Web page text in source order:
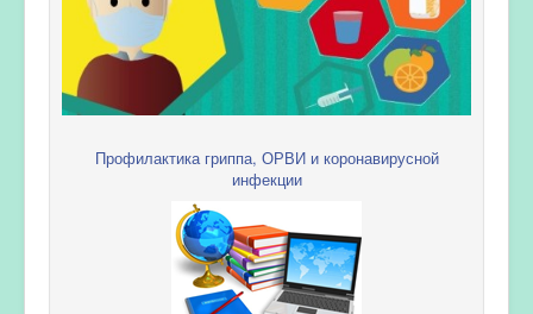
Профилактика гриппа, ОРВИ и коронавирусной
инфекции